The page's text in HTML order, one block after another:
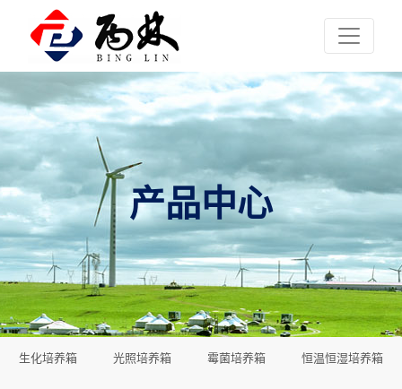
产品中心
生化培养箱 光照培养箱 霉菌培养箱 恒温恒湿培养箱